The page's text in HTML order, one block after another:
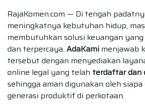
RajaKomen.com — Di tengah
meningkatnya kebutuhan hidup,
membutuhkan solusi keuangan
dan terpercaya. AdaKami menjawab
tersebut dengan menyediakan
online legal yang telah terdaftar dan
sehingga aman digunakan oleh
generasi produktif di perkotaan.